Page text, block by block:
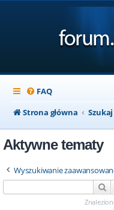
FAQ
Strona główna
Szukaj
Aktywne tematy
Wyszukiwanie